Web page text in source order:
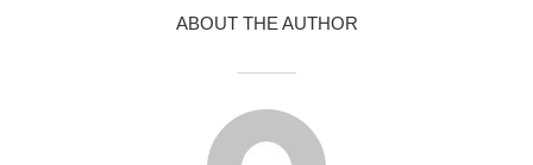
ABOUT THE AUTHOR